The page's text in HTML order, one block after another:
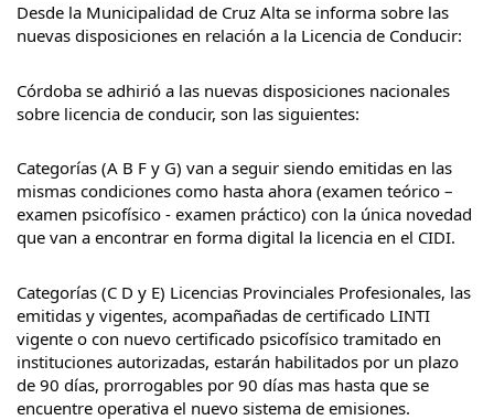
Desde la Municipalidad de Cruz Alta se informa sobre las
nuevas disposiciones en relación a la Licencia de Conducir:
Córdoba se adhirió a las nuevas disposiciones nacionales
sobre licencia de conducir, son las siguientes:
Categorías (A B F y G) van a seguir siendo emitidas en las
mismas condiciones como hasta ahora (examen teórico –
examen psicofísico - examen práctico) con la única novedad
que van a encontrar en forma digital la licencia en el CIDI.
Categorías (C D y E) Licencias Provinciales Profesionales, las
emitidas y vigentes, acompañadas de certificado LINTI
vigente o con nuevo certificado psicofísico tramitado en
instituciones autorizadas, estarán habilitados por un plazo
de 90 días, prorrogables por 90 días mas hasta que se
encuentre operativa el nuevo sistema de emisiones.